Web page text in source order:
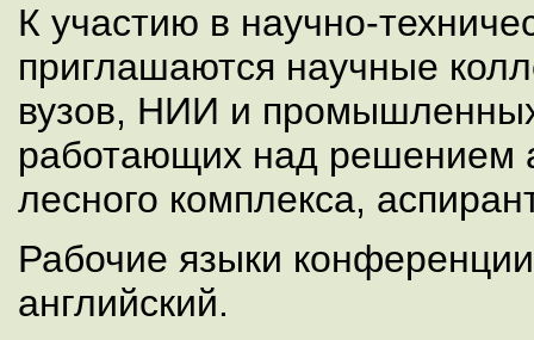
К участию в научно-
приглашаются научные
вузов, НИИ и
работающих над решением
лесного комплекса,
Рабочие языки
английский.